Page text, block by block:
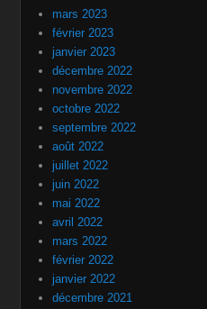
mars 2023
février 2023
janvier 2023
décembre 2022
novembre 2022
octobre 2022
septembre 2022
août 2022
juillet 2022
juin 2022
mai 2022
avril 2022
mars 2022
février 2022
janvier 2022
décembre 2021